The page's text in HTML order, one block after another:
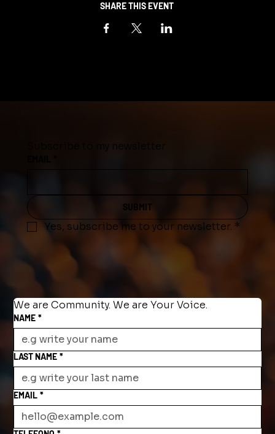
SHARE THIS EVENT
Subscribe to my newsletter
SUBMIT
Yes, subscribe me to your newsletter. *
We are Community. We are Your Voice.
NAME *
LAST NAME *
EMAIL *